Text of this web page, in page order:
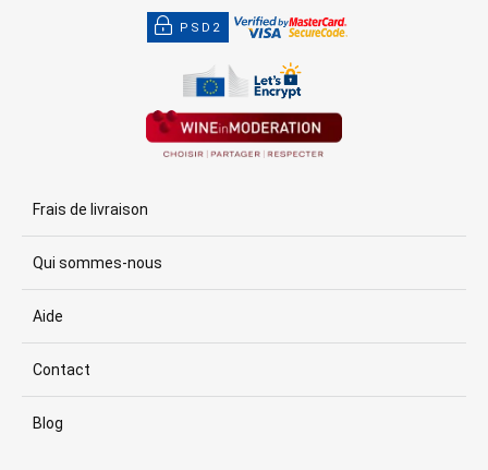
PSD2
Frais de livraison
Qui sommes-nous
Aide
Contact
Blog